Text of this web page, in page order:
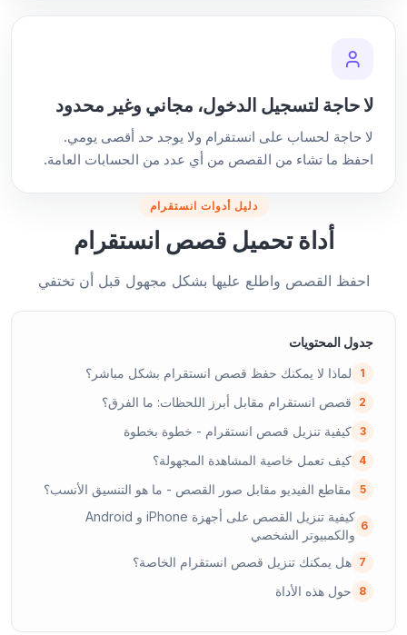
لا حاجة لتسجيل الدخول، مجاني وغير محدود
لا حاجة لحساب على انستقرام ولا يوجد حد أقصى يومي.
احفظ ما تشاء من القصص من أي عدد من الحسابات العامة.
دليل أدوات انستقرام
أداة تحميل قصص انستقرام
احفظ القصص واطلع عليها بشكل مجهول قبل أن تختفي
جدول المحتويات
1 لماذا لا يمكنك حفظ قصص انستقرام بشكل مباشر؟
2 قصص انستقرام مقابل أبرز اللحظات: ما الفرق؟
3 كيفية تنزيل قصص انستقرام - خطوة بخطوة
4 كيف تعمل خاصية المشاهدة المجهولة؟
5 مقاطع الفيديو مقابل صور القصص - ما هو التنسيق الأنسب؟
6
كيفية تنزيل القصص على أجهزة iPhone و Android
والكمبيوتر الشخصي
7 هل يمكنك تنزيل قصص انستقرام الخاصة؟
8 حول هذه الأداة